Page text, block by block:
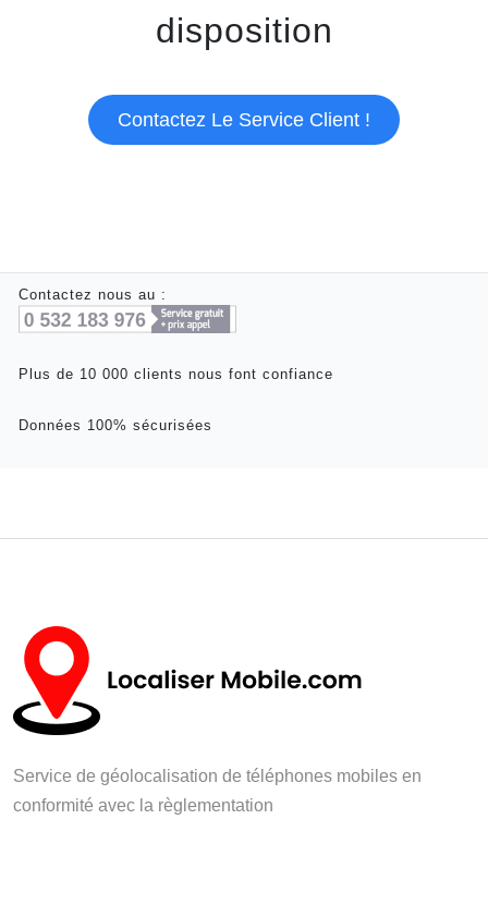
disposition
Contactez Le Service Client !
Contactez nous au :
Plus de 10 000 clients nous font confiance
Données 100% sécurisées
Service de géolocalisation de téléphones mobiles en
conformité avec la règlementation